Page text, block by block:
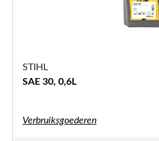
STIHL
SAE 30, 0,6L
Verbruiksgoederen